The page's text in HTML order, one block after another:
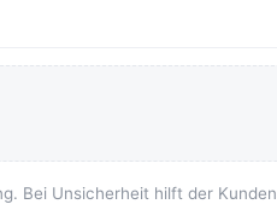
Bei Unsicherheit hilft der